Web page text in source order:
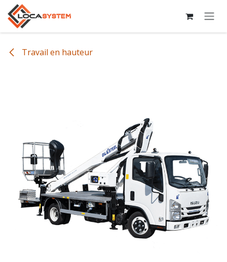
Se rendre au contenu
Travail en hauteur